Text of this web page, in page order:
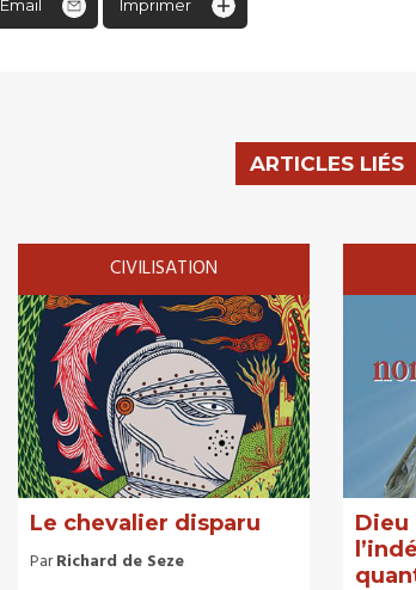
Email Imprimer
ARTICLES LIÉS
CIVILISATION
Le chevalier disparu
ParRichard de Seze
Dieu